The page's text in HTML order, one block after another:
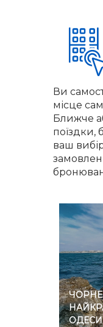
Ви
місце
Ближче
поїздки,
ваш
ЧОРНЕ